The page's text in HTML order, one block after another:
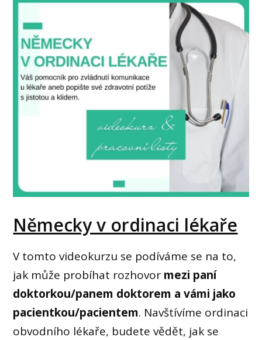
Německy v ordinaci lékaře
V tomto videokurzu se podíváme se na to,
jak může probíhat rozhovor mezi paní
doktorkou/panem doktorem a vámi jako
pacientkou/pacientem. Navštívíme ordinaci
obvodního lékaře, budete vědět, jak se